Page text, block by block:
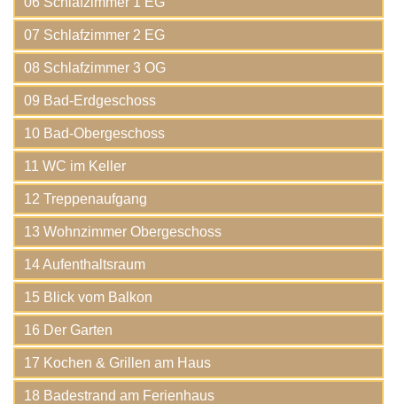
07 Schlafzimmer 2 EG
08 Schlafzimmer 3 OG
09 Bad-Erdgeschoss
10 Bad-Obergeschoss
11 WC im Keller
12 Treppenaufgang
13 Wohnzimmer Obergeschoss
14 Aufenthaltsraum
15 Blick vom Balkon
16 Der Garten
17 Kochen & Grillen am Haus
18 Badestrand am Ferienhaus